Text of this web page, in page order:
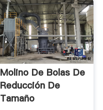
Molino De Bolas De
Reducción De
Tamaño